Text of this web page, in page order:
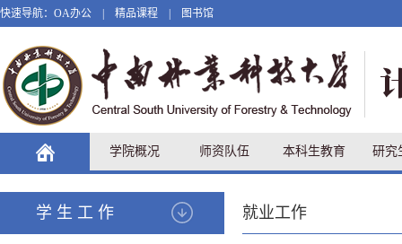
快速导航： OA办公 精品课程 图书馆
学院概况 师资队伍 本科生教育 研究
学生工作 就业工作